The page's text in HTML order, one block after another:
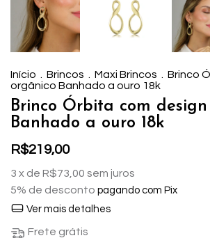
Início Brincos Maxi Brincos
Brinco
orgânico Banhado a ouro 18k
Brinco Órbita com
Banhado a ouro 18k
R$219,00
3 x de R$73,00 sem juros
5% de desconto pagando com Pix
Ver mais detalhes
Frete grátis